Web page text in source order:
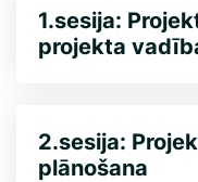
1.sesija:
projekta
2.sesija:
plānošana